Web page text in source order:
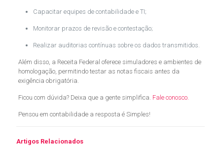
Capacitar equipes de contabilidade e TI;
Monitorar prazos de revisão e contestação;
Realizar auditorias contínuas sobre os dados transmitidos.
Além disso, a Receita Federal oferece simuladores e ambientes de
homologação, permitindo testar as notas fiscais antes da
exigência obrigatória.
Ficou com dúvida? Deixa que a gente simplifica. Fale conosco.
Pensou em contabilidade a resposta é Simples!
Artigos Relacionados